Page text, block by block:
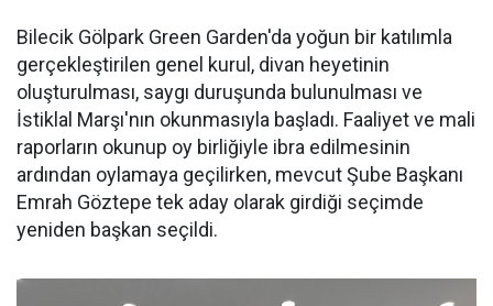
Bilecik Gölpark Green Garden'da yoğun bir katılımla
gerçekleştirilen genel kurul, divan heyetinin
oluşturulması, saygı duruşunda bulunulması ve
İstiklal Marşı'nın okunmasıyla başladı. Faaliyet ve mali
raporların okunup oy birliğiyle ibra edilmesinin
ardından oylamaya geçilirken, mevcut Şube Başkanı
Emrah Göztepe tek aday olarak girdiği seçimde
yeniden başkan seçildi.